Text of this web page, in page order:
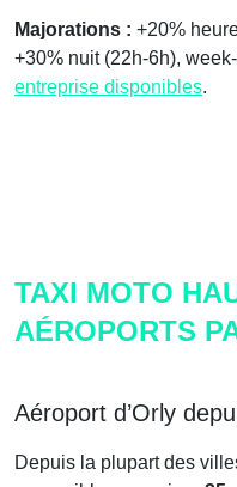
Majorations : +20%
+30% nuit (22h-6h),
entreprise disponibles.
TAXI MOTO
AÉROPORTS
Aéroport d’Orly
Depuis la plupart des